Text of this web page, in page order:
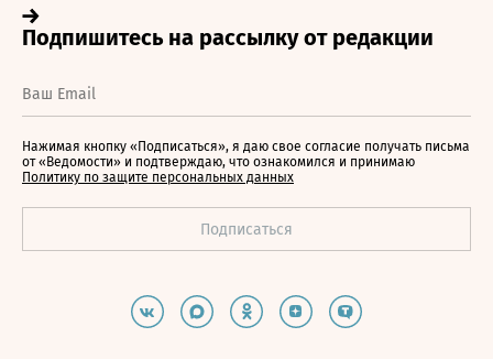
Нажимая кнопку «Подписаться», я даю свое согласие получать письма
от «Ведомости» и подтверждаю, что ознакомился и принимаю
Политику по защите персональных данных